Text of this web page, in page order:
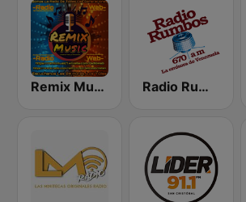
Remix Music Radio Rumbos